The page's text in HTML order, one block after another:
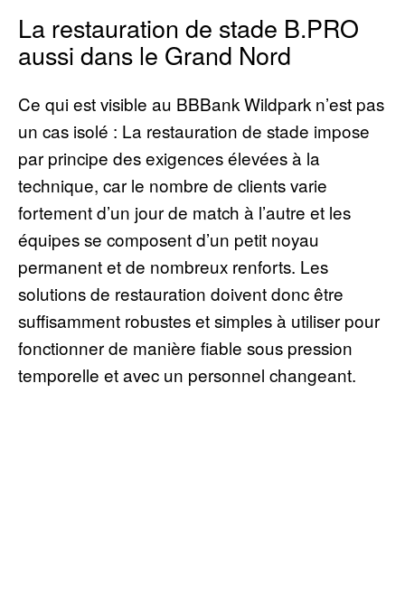
La restauration de stade B.PRO
aussi dans le Grand Nord
Ce qui est visible au BBBank Wildpark n’est pas
un cas isolé : La restauration de stade impose
par principe des exigences élevées à la
technique, car le nombre de clients varie
fortement d’un jour de match à l’autre et les
équipes se composent d’un petit noyau
permanent et de nombreux renforts. Les
solutions de restauration doivent donc être
suffisamment robustes et simples à utiliser pour
fonctionner de manière fiable sous pression
temporelle et avec un personnel changeant.